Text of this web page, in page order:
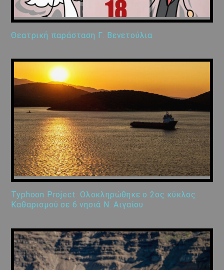
Θεατρική παράσταση Γ. Βενετούλια
Typhoon Project: Ολοκληρώθηκε ο 2ος κύκλος
Καθαρισμού σε 6 νησιά Ν. Αιγαίου